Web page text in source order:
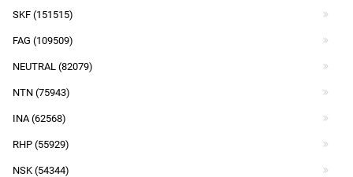
SKF (151515)
FAG (109509)
NEUTRAL (82079)
NTN (75943)
INA (62568)
RHP (55929)
NSK (54344)